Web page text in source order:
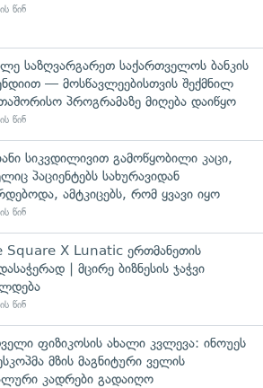
წინ
საზღვარგარეთ საქართველოს ბანკის
— მოსწავლეებისთვის შექმნილ
პროგრამაზე მიღება დაიწყო
წინ
სიკვდილივით გამოწყობილი კაცი,
პაციენტებს სახურავიდან
ამტკიცებს, რომ ყვავი იყო
წინ
Square X Lunatic ერთმანეთის
| მცირე ბიზნესის ჯაჭვი
წინ
ფიზიკოსის ახალი კვლევა: ინოუეს
მზის მაგნიტური ველის
კადრები გადაიღო